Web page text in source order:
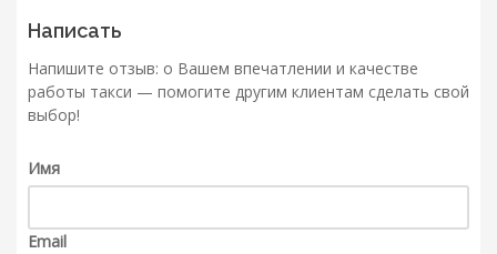
Написать
Напишите отзыв: о Вашем впечатлении и качестве
работы такси — помогите другим клиентам сделать свой
выбор!
Имя
Email